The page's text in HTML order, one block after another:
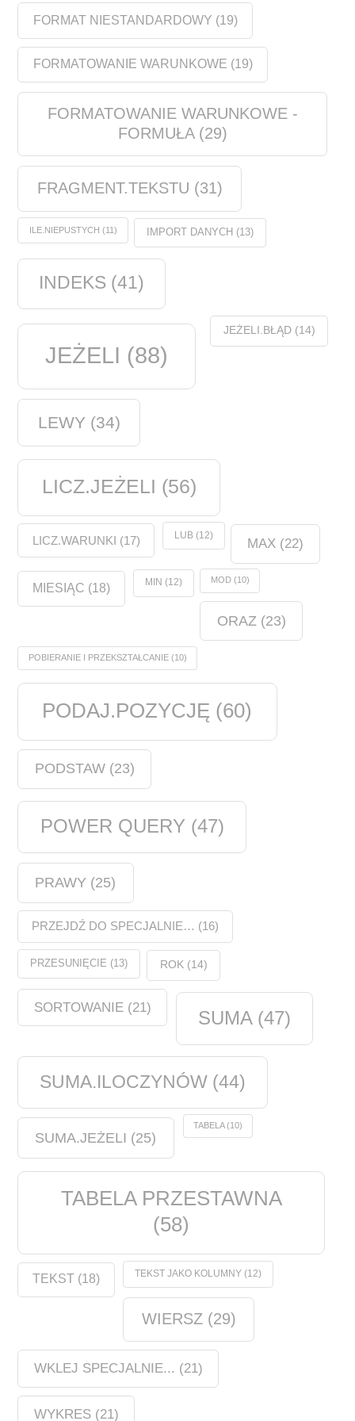
FORMAT NIESTANDARDOWY (19)
FORMATOWANIE WARUNKOWE (19)
FORMATOWANIE WARUNKOWE -
FORMUŁA(29)
FRAGMENT.TEKSTU (31)
ILE.NIEPUSTYCH (11) IMPORT DANYCH (13)
INDEKS (41)
JEŻELI (88)
JEŻELI.BŁĄD(14)
LEWY (34)
LICZ.JEŻELI (56)
LICZ.WARUNKI (17) LUB(12)
MAX(22)
MIESIĄC (18) MIN (12) MOD(10)
ORAZ (23)
POBIERANIE I PRZEKSZTAŁCANIE(10)
PODAJ.POZYCJĘ (60)
PODSTAW(23)
POWER QUERY (47)
PRAWY (25)
PRZEJDŹ DO SPECJALNIE… (16)
PRZESUNIĘCIE (13) ROK(14)
SORTOWANIE(21) SUMA(47)
SUMA.ILOCZYNÓW (44)
SUMA.JEŻELI (25)
TABELA(10)
TABELA PRZESTAWNA
(58)
TEKST (18) TEKST JAKO KOLUMNY(12)
WIERSZ(29)
WKLEJ SPECJALNIE... (21)
WYKRES(21)